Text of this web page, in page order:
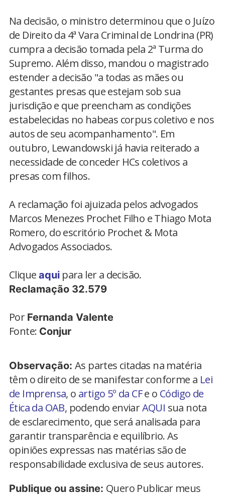
Na decisão, o ministro determinou que o Juízo
de Direito da 4ª Vara Criminal de Londrina (PR)
cumpra a decisão tomada pela 2ª Turma do
Supremo. Além disso, mandou o magistrado
estender a decisão "a todas as mães ou
gestantes presas que estejam sob sua
jurisdição e que preencham as condições
estabelecidas no habeas corpus coletivo e nos
autos de seu acompanhamento". Em
outubro, Lewandowski já havia reiterado a
necessidade de conceder HCs coletivos a
presas com filhos.
A reclamação foi ajuizada pelos advogados
Marcos Menezes Prochet Filho e Thiago Mota
Romero, do escritório Prochet & Mota
Advogados Associados.
Clique aquipara ler a decisão.
Reclamação 32.579
Por Fernanda Valente
Fonte: Conjur
Observação: As partes citadas na matéria
têm o direito de se manifestar conforme a Lei
de Imprensa, o artigo 5º da CFe o Código de
Ética da OAB, podendo enviarAQUI sua nota
de esclarecimento, que será analisada para
garantir transparência e equilíbrio. As
opiniões expressas nas matérias são de
responsabilidade exclusiva de seus autores.
Publique ou assine: Quero Publicar meus